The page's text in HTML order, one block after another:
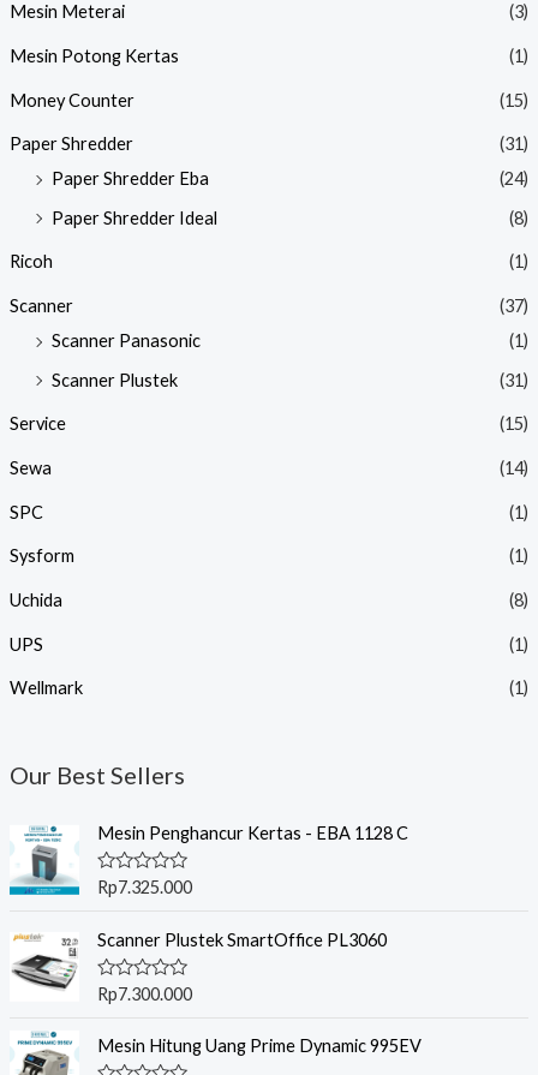
Mesin Meterai (3)
Mesin Potong Kertas (1)
Money Counter (15)
Paper Shredder
(31)
Paper Shredder Eba
(24)
Paper Shredder Ideal
(8)
Ricoh (1)
Scanner
(37)
Scanner Panasonic
(1)
Scanner Plustek
(31)
Service (15)
Sewa (14)
SPC (1)
Sysform (1)
Uchida (8)
UPS (1)
Wellmark (1)
Our Best Sellers
Mesin Penghancur Kertas - EBA 1128 C
R
e
d
0
o
u
o
f
5
Rp7.325.000
Scanner Plustek SmartOffice PL3060
R
e
Rp7.300.000
Mesin Hitung Uang Prime Dynamic 995EV